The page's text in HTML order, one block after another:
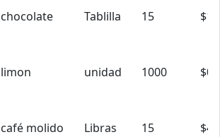
chocolate Tablilla 15
limon unidad 1000
café molido Libras 15